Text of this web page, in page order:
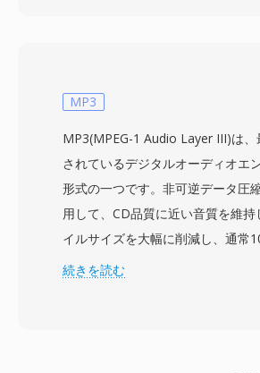
メタデータ — サンプルレート、ビ
データフォークに格納されること
はMacエコシステム内では優雅に
が、ファイルがWindowsやUnixに
はポータビリティの課題を生みま
は、SD2が単一ファイル内で複数
ポートし、Pro Tools編集環境と緊
MP3
MP3(MPEG-1 Audio Layer III)は、
されているデジタルオーディオエ
形式の一つです。非可逆データ圧
用して、CD品質に近い音質を維持
イルサイズを大幅に削減し、通常
達成します。Fraunhofer Societyが
続きを読む